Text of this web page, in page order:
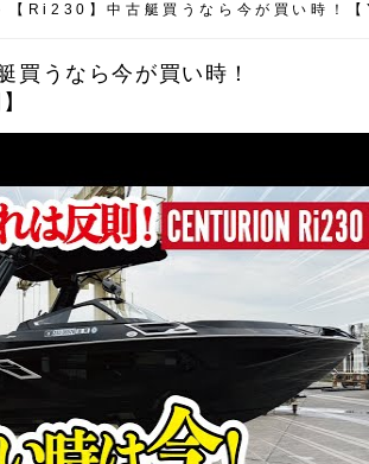
【Ri230】中古艇買うなら今が買い時！
買うなら今が買い時！